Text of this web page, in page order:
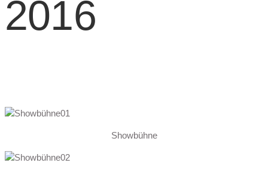
2016
Showbühne